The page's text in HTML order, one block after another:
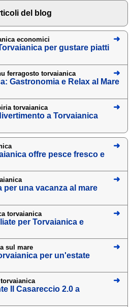
del blog
economici
per gustare piatti
ferragosto torvaianica
Gastronomia e Relax al Mare
torvaianica
a Torvaianica
offre pesce fresco e
per una vacanza al mare
torvaianica
per Torvaianica e
sul mare
per un'estate
torvaianica
Il Casareccio 2.0 a